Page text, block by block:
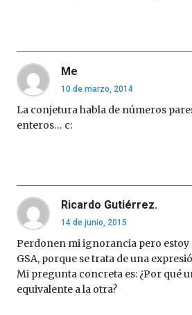
Me
10 de marzo, 2014
La conjetura habla de números
enteros… c:
Ricardo Gutiérrez.
14 de junio, 2015
Perdonen mi ignorancia pero estoy
GSA, porque se trata de una
Mi pregunta concreta es: ¿Por qué
equivalente a la otra?